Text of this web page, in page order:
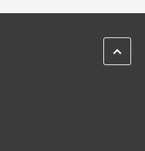
ZPĚT